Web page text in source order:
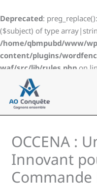
Deprecated:
($subject) of type
/home/qbmpubd/www/
content/plugins/
waf/src/lib/rules.php on
au
contenu
OCCENA :
Innovant